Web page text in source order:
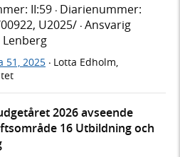
II:59 · Diarienummer:
U2025/ · Ansvarig
51, 2025 · Lotta Edholm,
2026 avseende
16 Utbildning och